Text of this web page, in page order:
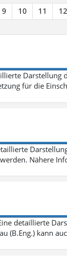
9 10 11 12
für die
Nähere
detaillierte
(B.Eng.) kann